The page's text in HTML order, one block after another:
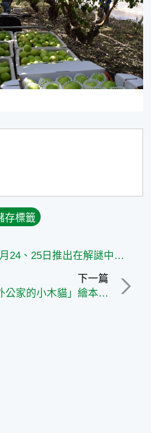
烏來林業生活館1月24、25日推出在解謎中閱讀歷史：「密室解謎─尋找消失的神祕台車」歡迎您一起來探密
下一篇
火炎山生態教育館「外公家的小木貓」繪本說故事主題活動新登場